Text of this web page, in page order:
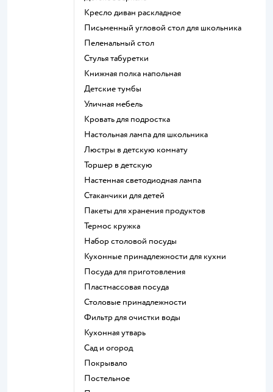
Кресло диван раскладное
Письменный угловой стол для школьника
Пеленальный стол
Стулья табуретки
Книжная полка напольная
Детские тумбы
Уличная мебель
Кровать для подростка
Настольная лампа для школьника
Люстры в детскую комнату
Торшер в детскую
Настенная светодиодная лампа
Стаканчики для детей
Пакеты для хранения продуктов
Термос кружка
Набор столовой посуды
Кухонные принадлежности для кухни
Посуда для приготовления
Пластмассовая посуда
Столовые принадлежности
Фильтр для очистки воды
Кухонная утварь
Сад и огород
Покрывало
Постельное